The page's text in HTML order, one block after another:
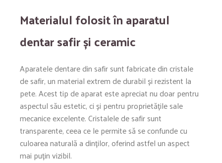
Materialul folosit în aparatul
dentar safir și ceramic
Aparatele dentare din safir sunt fabricate din cristale
de safir, un material extrem de durabil și rezistent la
pete. Acest tip de aparat este apreciat nu doar pentru
aspectul său estetic, ci și pentru proprietățile sale
mecanice excelente. Cristalele de safir sunt
transparente, ceea ce le permite să se confunde cu
culoarea naturală a dinților, oferind astfel un aspect
mai puțin vizibil.